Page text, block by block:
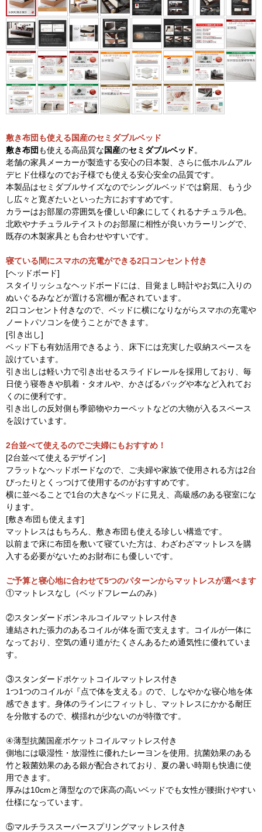
敷き布団も使える国産のセミダブルベッド
敷き布団 も使える高品質な国産のセミダブルベッド。
老舗の家具メーカーが製造する安心の日本製、さらに低ホルムアル
デヒド仕様なのでお子様でも使える安心安全の品質です。
本製品はセミダブルサイズなのでシングルベッドでは窮屈、もう少
し広々と寛ぎたいといった方におすすめです。
カラーはお部屋の雰囲気を優しい印象にしてくれるナチュラル色。
北欧やナチュラルテイストのお部屋に相性が良いカラーリングで、
既存の木製家具とも合わせやすいです。
寝ている間にスマホの充電ができる2口コンセント付き
[ヘッドボード]
スタイリッシュなヘッドボードには、目覚まし時計やお気に入りの
ぬいぐるみなどが置ける宮棚が配されています。
2口コンセント付きなので、ベッドに横になりながらスマホの充電や
ノートパソコンを使うことができます。
[引き出し]
ベッド下も有効活用できるよう、床下には充実した収納スペースを
設けています。
引き出しは軽い力で引き出せるスライドレールを採用しており、毎
日使う寝巻きや肌着・タオルや、かさばるバッグや本など入れてお
くのに便利です。
引き出しの反対側も季節物やカーペットなどの大物が入るスペース
を設けています。
2台並べて使えるのでご夫婦にもおすすめ！
[2台並べて使えるデザイン]
フラットなヘッドボードなので、ご夫婦や家族で使用される方は2台
ぴったりとくっつけて使用するのがおすすめです。
横に並べることで1台の大きなベッドに見え、高級感のある寝室にな
ります。
[敷き布団も使えます]
マットレスはもちろん、敷き布団も使える珍しい構造です。
以前まで床に布団を敷いて寝ていた方は、わざわざマットレスを購
入する必要がないためお財布にも優しいです。
ご予算と寝心地に合わせて5つのパターンからマットレスが選べます
①マットレスなし（ベッドフレームのみ）
②スタンダードボンネルコイルマットレス付き
連結された張力のあるコイルが体を面で支えます。コイルが一体に
なっており、空気の通り道がたくさんあるため通気性に優れていま
す。
③スタンダードポケットコイルマットレス付き
1つ1つのコイルが『点で体を支える』ので、しなやかな寝心地を体
感できます。身体のラインにフィットし、マットレスにかかる耐圧
を分散するので、横揺れが少ないのが特徴です。
④薄型抗菌国産ポケットコイルマットレス付き
側地には吸湿性・放湿性に優れたレーヨンを使用。抗菌効果のある
竹と殺菌効果のある銀が配合されており、夏の暑い時期も快適に使
用できます。
厚みは10cmと薄型なので床高の高いベッドでも女性が腰掛けやすい
仕様になっています。
⑤マルチラススーパースプリングマットレス付き